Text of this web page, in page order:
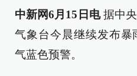
中新网6月15日电据中
气象台今晨继续发布暴
气蓝色预警。